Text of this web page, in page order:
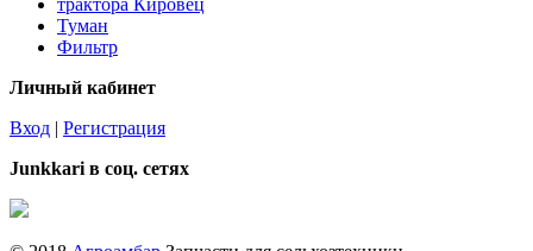
Туман
Фильтр
Личный кабинет
Вход | Регистрация
Junkkari в соц. сетях